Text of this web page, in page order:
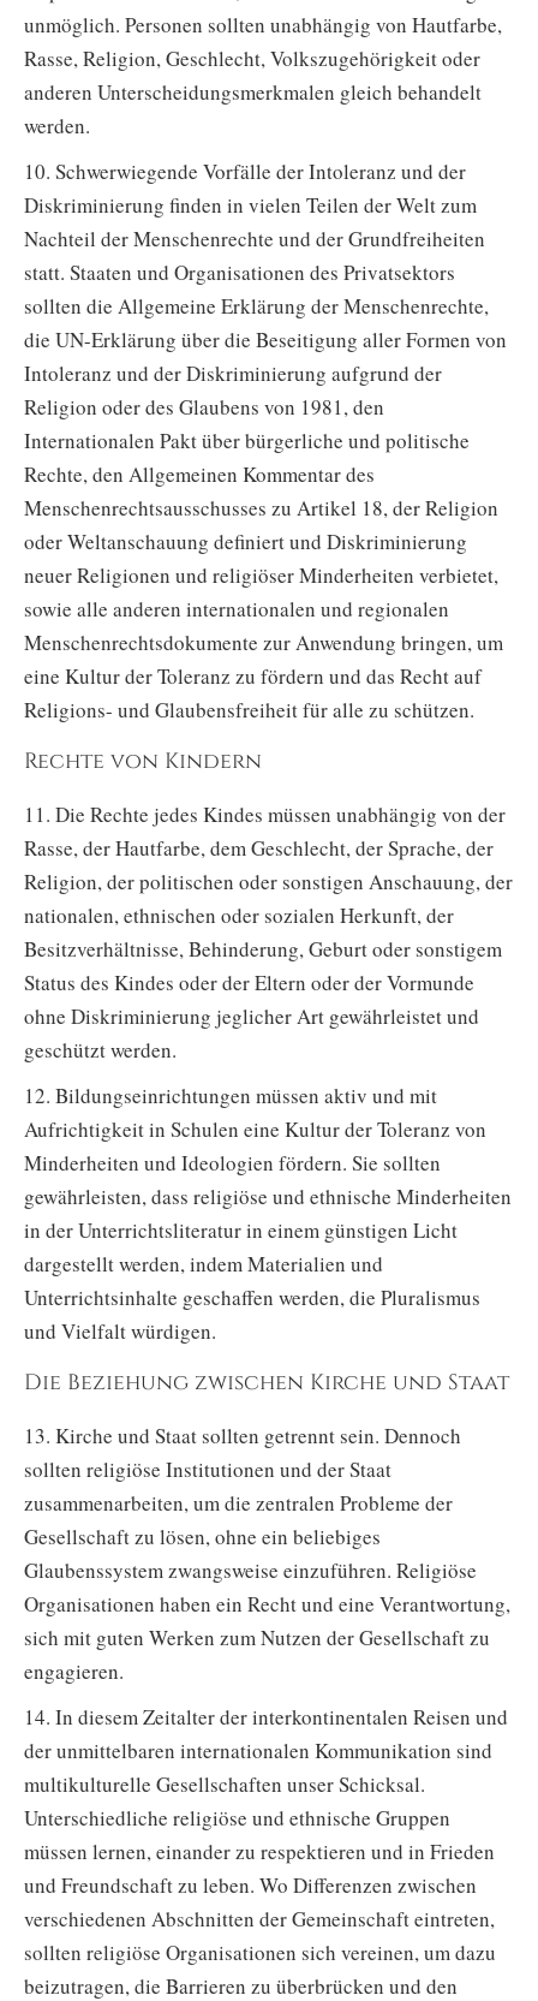
unmöglich. Personen sollten unabhängig von Hautfarbe,
Rasse, Religion, Geschlecht, Volkszugehörigkeit oder
anderen Unterscheidungsmerkmalen gleich behandelt
werden.
10. Schwerwiegende Vorfälle der Intoleranz und der
Diskriminierung finden in vielen Teilen der Welt zum
Nachteil der Menschenrechte und der Grundfreiheiten
statt. Staaten und Organisationen des Privatsektors
sollten die Allgemeine Erklärung der Menschenrechte,
die UN-Erklärung über die Beseitigung aller Formen von
Intoleranz und der Diskriminierung aufgrund der
Religion oder des Glaubens von 1981, den
Internationalen Pakt über bürgerliche und politische
Rechte, den Allgemeinen Kommentar des
Menschenrechtsausschusses zu Artikel 18, der Religion
oder Weltanschauung definiert und Diskriminierung
neuer Religionen und religiöser Minderheiten verbietet,
sowie alle anderen internationalen und regionalen
Menschenrechtsdokumente zur Anwendung bringen, um
eine Kultur der Toleranz zu fördern und das Recht auf
Religions- und Glaubensfreiheit für alle zu schützen.
Rechte von Kindern
11. Die Rechte jedes Kindes müssen unabhängig von der
Rasse, der Hautfarbe, dem Geschlecht, der Sprache, der
Religion, der politischen oder sonstigen Anschauung, der
nationalen, ethnischen oder sozialen Herkunft, der
Besitzverhältnisse, Behinderung, Geburt oder sonstigem
Status des Kindes oder der Eltern oder der Vormunde
ohne Diskriminierung jeglicher Art gewährleistet und
geschützt werden.
12. Bildungseinrichtungen müssen aktiv und mit
Aufrichtigkeit in Schulen eine Kultur der Toleranz von
Minderheiten und Ideologien fördern. Sie sollten
gewährleisten, dass religiöse und ethnische Minderheiten
in der Unterrichtsliteratur in einem günstigen Licht
dargestellt werden, indem Materialien und
Unterrichtsinhalte geschaffen werden, die Pluralismus
und Vielfalt würdigen.
Die Beziehung zwischen Kirche und Staat
13. Kirche und Staat sollten getrennt sein. Dennoch
sollten religiöse Institutionen und der Staat
zusammenarbeiten, um die zentralen Probleme der
Gesellschaft zu lösen, ohne ein beliebiges
Glaubenssystem zwangsweise einzuführen. Religiöse
Organisationen haben ein Recht und eine Verantwortung,
sich mit guten Werken zum Nutzen der Gesellschaft zu
engagieren.
14. In diesem Zeitalter der interkontinentalen Reisen und
der unmittelbaren internationalen Kommunikation sind
multikulturelle Gesellschaften unser Schicksal.
Unterschiedliche religiöse und ethnische Gruppen
müssen lernen, einander zu respektieren und in Frieden
und Freundschaft zu leben. Wo Differenzen zwischen
verschiedenen Abschnitten der Gemeinschaft eintreten,
sollten religiöse Organisationen sich vereinen, um dazu
beizutragen, die Barrieren zu überbrücken und den